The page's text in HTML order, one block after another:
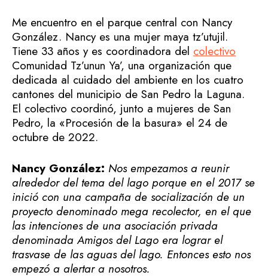
Me encuentro en el parque central con Nancy
González. Nancy es una mujer maya tz’utujil.
Tiene 33 años y es coordinadora del colectivo
Comunidad Tz’unun Ya’, una organización que
dedicada al cuidado del ambiente en los cuatro
cantones del municipio de San Pedro la Laguna.
El colectivo coordinó, junto a mujeres de San
Pedro, la «Procesión de la basura» el 24 de
octubre de 2022.
Nancy González: Nos empezamos a reunir
alrededor del tema del lago porque en el 2017 se
inició con una campaña de socialización de un
proyecto denominado mega recolector, en el que
las intenciones de una asociación privada
denominada Amigos del Lago era lograr el
trasvase de las aguas del lago. Entonces esto nos
empezó a alertar a nosotros.